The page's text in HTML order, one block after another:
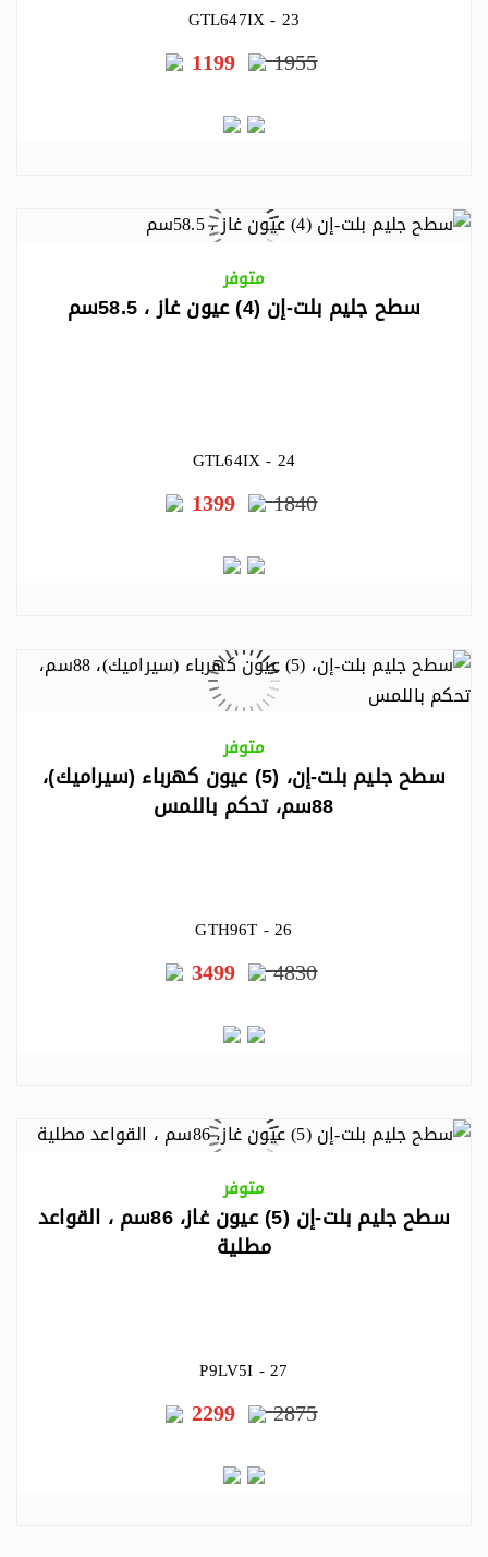
GTL647IX - 23
1955
1199
متوفر
سطح جليم بلت-إن (4) عيون غاز ، 58.5سم
GTL64IX - 24
1840
1399
متوفر
سطح جليم بلت-إن، (5) عيون كهرباء (سيراميك)،
88سم، تحكم باللمس
GTH96T - 26
4830
3499
متوفر
سطح جليم بلت-إن (5) عيون غاز، 86سم ، القواعد
مطلية
P9LV5I - 27
2875
2299